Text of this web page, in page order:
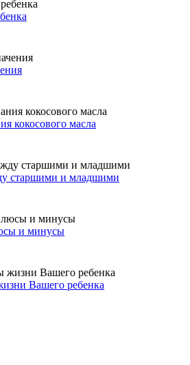
кокосового масла
старшими и младшими
и минусы
Вашего ребенка